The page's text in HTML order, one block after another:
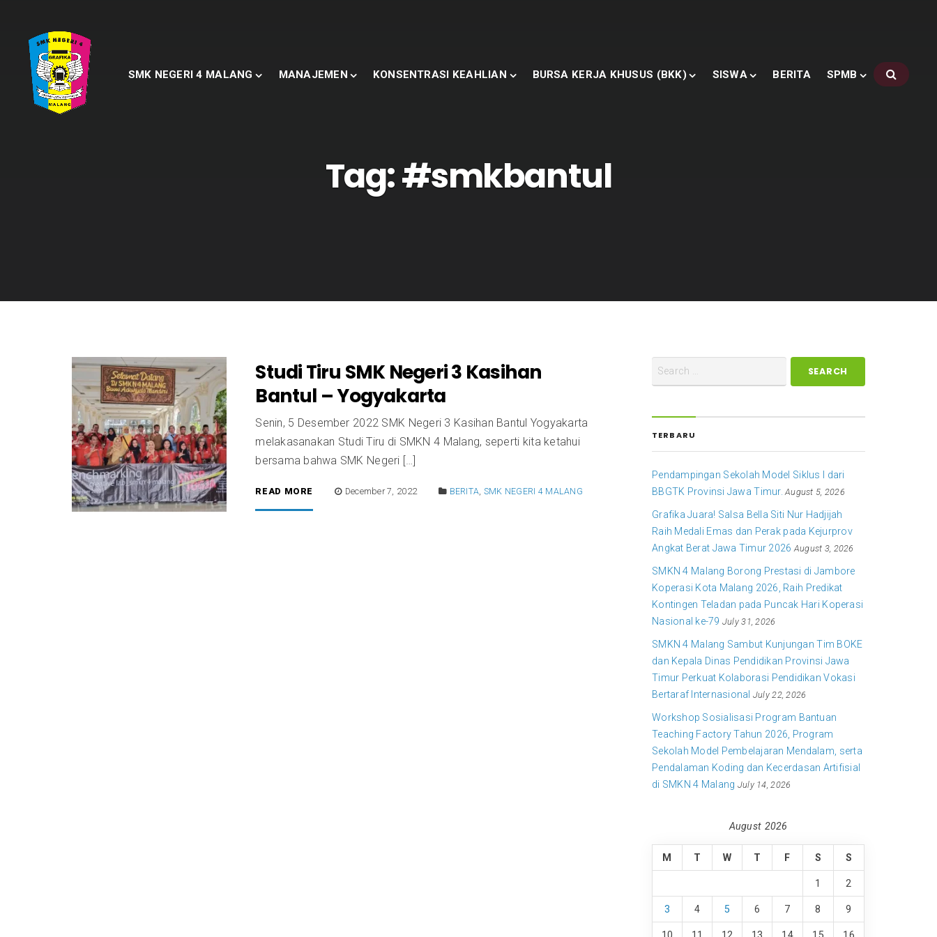
SMK NEGERI 4 MALANG MANAJEMEN KONSENTRASI KEAHLIAN BURSA KERJA KHUSUS (BKK) SISWA BERITA SPMB
Tag:#smkbantul
Studi Tiru SMK Negeri 3 Kasihan
Bantul – Yogyakarta
Senin, 5 Desember 2022 SMK Negeri 3 Kasihan Bantul Yogyakarta
melakasanakan Studi Tiru di SMKN 4 Malang, seperti kita ketahui
bersama bahwa SMK Negeri […]
READ MORE December 7, 2022 BERITA, SMK NEGERI 4 MALANG
TERBARU
Pendampingan Sekolah Model Siklus I dari
BBGTK Provinsi Jawa Timur. August 5, 2026
Grafika Juara! Salsa Bella Siti Nur Hadjijah
Raih Medali Emas dan Perak pada Kejurprov
Angkat Berat Jawa Timur 2026 August 3, 2026
SMKN 4 Malang Borong Prestasi di Jambore
Koperasi Kota Malang 2026, Raih Predikat
Kontingen Teladan pada Puncak Hari Koperasi
Nasional ke-79 July 31, 2026
SMKN 4 Malang Sambut Kunjungan Tim BOKE
dan Kepala Dinas Pendidikan Provinsi Jawa
Timur Perkuat Kolaborasi Pendidikan Vokasi
Bertaraf Internasional July 22, 2026
Workshop Sosialisasi Program Bantuan
Teaching Factory Tahun 2026, Program
Sekolah Model Pembelajaran Mendalam, serta
Pendalaman Koding dan Kecerdasan Artifisial
di SMKN 4 Malang July 14, 2026
August 2026
M T W T F S S
1 2
3 4 5 6 7 8 9
10 11 12 13 14 15 16